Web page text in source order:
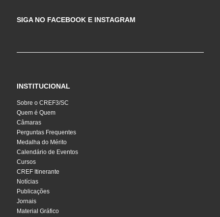
SIGA NO FACEBOOK E INSTAGRAM
INSTITUCIONAL
Sobre o CREF3/SC
Quem é Quem
Câmaras
Perguntas Frequentes
Medalha do Mérito
Calendário de Eventos
Cursos
CREF Itinerante
Notícias
Publicações
Jornais
Material Gráfico